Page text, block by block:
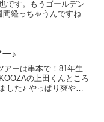
です。もうゴールデン
間経っちゃうんですね
♪
アーは串本で！81年生
の上田くんところ
した♪ やっぱり爽やか